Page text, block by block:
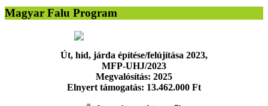
Magyar Falu Program
Út, híd, járda építése/felújítása 2023,
MFP-UHJ/2023
Megvalósítás: 2025
Elnyert támogatás: 13.462.000 Ft